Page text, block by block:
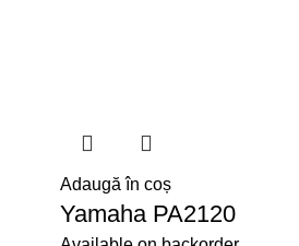
Adaugă în coș
Yamaha PA2120